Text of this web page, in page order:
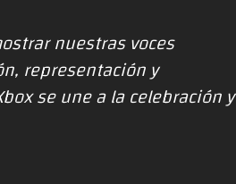
nuestras voces
representación y
se une a la celebración y